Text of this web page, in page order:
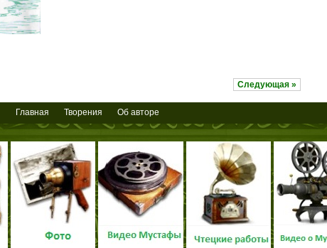
Следующая »
Главная Творения Об авторе